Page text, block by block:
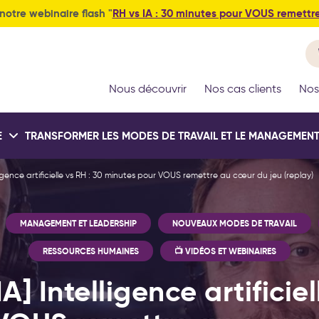
webinaire flash "RH vs IA : 30 minutes pour VOUS
Nous découvrir Nos cas clients
méthode OKR
et Key Results)
Test
stratégique : votre
de pilotage est-
vraiment
TRANSFORMER LES MODES DE TRAVAIL ET LE MANAGEMENT
leadership et
management
Conseil et
accompagnement
nouveaux modes de
IA® : la méthode
l'IA au service
votre stratégie
d’entreprise
Formations
artificielle
artificielle vs RH : 30 minutes pour VOUS remettre au cœur du jeu (replay)
MANAGEMENT ET LEADERSHIP NOUVEAUX MODES DE TRAVAIL
RESSOURCES HUMAINES 📺 VIDÉOS ET WEBINAIRES
Intelligence